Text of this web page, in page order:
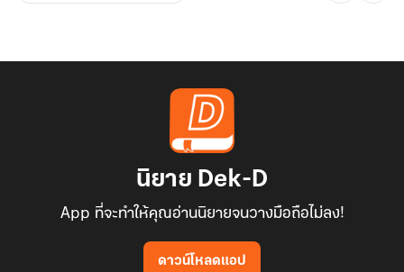
นิยาย Dek-D
App ที่จะทำให้คุณอ่านนิยายจนวางมือถือไม่ลง!
ดาวน์โหลดแอป